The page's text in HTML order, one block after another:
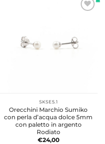
SKSE5.1
Orecchini Marchio Sumiko
con perla d’acqua dolce 5mm
con paletto in argento
Rodiato
€24,00